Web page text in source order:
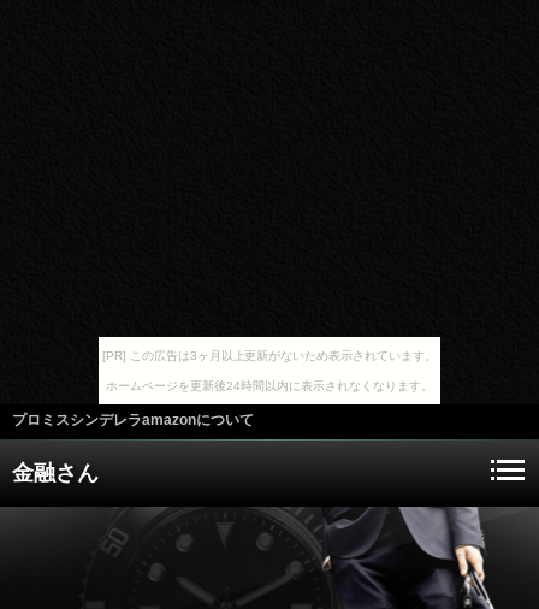
[PR] この広告は3ヶ月以上更新がないため表示されています。
ホームページを更新後24時間以内に表示されなくなります。
プロミスシンデレラamazonについて
金融さん